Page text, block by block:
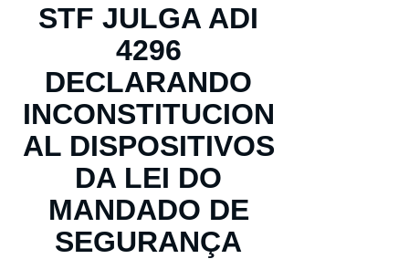
STF JULGA ADI
4296
DECLARANDO
INCONSTITUCION
AL DISPOSITIVOS
DA LEI DO
MANDADO DE
SEGURANÇA